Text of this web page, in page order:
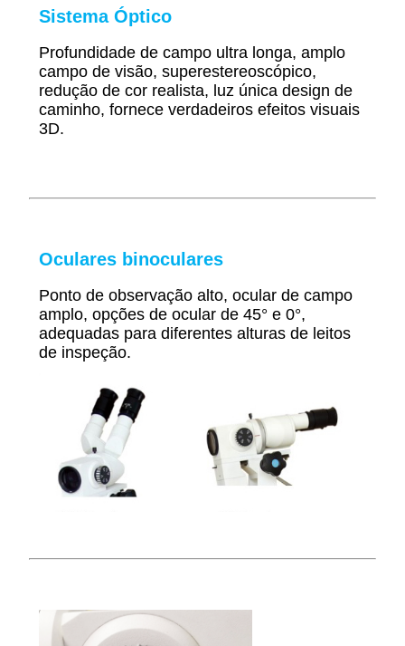
Sistema Óptico
Profundidade de campo ultra longa, amplo
campo de visão, superestereoscópico,
redução de cor realista, luz única design de
caminho, fornece verdadeiros efeitos visuais
3D.
Oculares binoculares
Ponto de observação alto, ocular de campo
amplo, opções de ocular de 45° e 0°,
adequadas para diferentes alturas de leitos
de inspeção.